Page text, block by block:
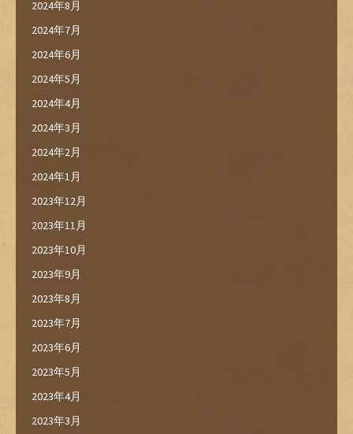
2024年8月
2024年7月
2024年6月
2024年5月
2024年4月
2024年3月
2024年2月
2024年1月
2023年12月
2023年11月
2023年10月
2023年9月
2023年8月
2023年7月
2023年6月
2023年5月
2023年4月
2023年3月